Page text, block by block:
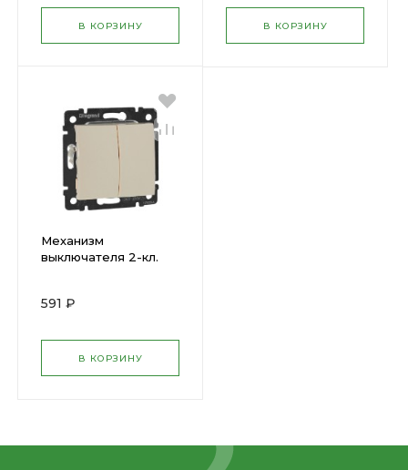
В КОРЗИНУ В КОРЗИНУ
Механизм
выключателя 2-кл.
591 ₽
В КОРЗИНУ